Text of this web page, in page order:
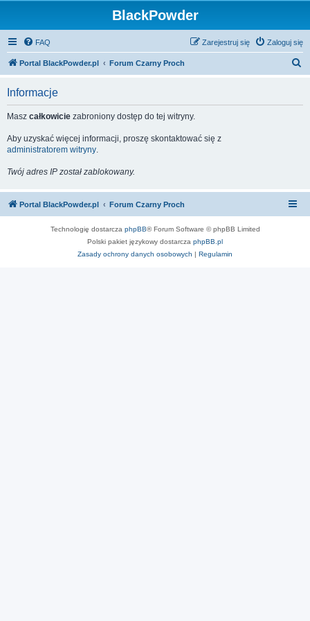
BlackPowder
FAQ Zaloguj się
Zarejestruj się
Portal BlackPowder.pl Forum Czarny Proch
Informacje
Masz całkowicie zabroniony dostęp do tej witryny.
Aby uzyskać więcej informacji, proszę skontaktować się z
administratorem witryny.
Twój adres IP został zablokowany.
Portal BlackPowder.pl Forum Czarny Proch
Technologię dostarcza phpBB® Forum Software © phpBB Limited
Polski pakiet językowy dostarcza phpBB.pl
Zasady ochrony danych osobowych | Regulamin